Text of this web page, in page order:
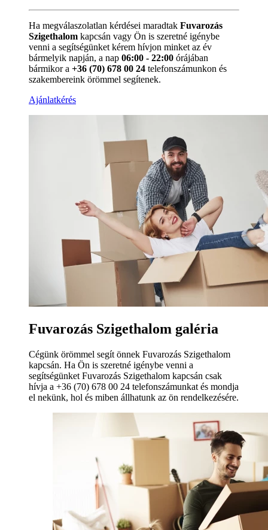
Ha megválaszolatlan kérdései maradtak Fuvarozás
Szigethalom kapcsán vagy Ön is szeretné igénybe
venni a segítségünket kérem hívjon minket az év
bármelyik napján, a nap 06:00 - 22:00 órájában
bármikor a +36 (70) 678 00 24 telefonszámunkon és
szakembereink örömmel segítenek.
Ajánlatkérés
Fuvarozás Szigethalom galéria
Cégünk örömmel segít önnek Fuvarozás Szigethalom
kapcsán. Ha Ön is szeretné igénybe venni a
segítségünket Fuvarozás Szigethalom kapcsán csak
hívja a +36 (70) 678 00 24 telefonszámunkat és mondja
el nekünk, hol és miben állhatunk az ön rendelkezésére.